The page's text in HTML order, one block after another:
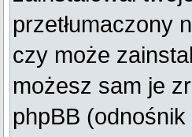
przetłumaczony
czy może
możesz sam je
phpBB